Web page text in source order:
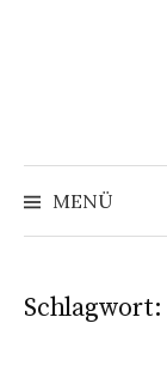
MENÜ
Schlagwort: